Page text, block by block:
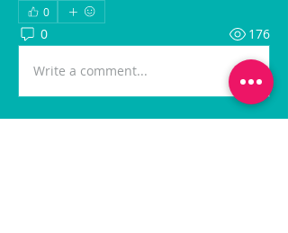
0
0 176
Write a comment...